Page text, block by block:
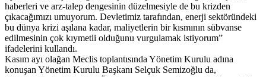
haberleri ve arz-talep dengesinin düzelmesiyle de bu krizden
çıkacağımızı umuyorum. Devletimiz tarafından, enerji sektöründeki
bu dünya krizi aşılana kadar, maliyetlerin bir kısmının sübvanse
edilmesinin çok kıymetli olduğunu vurgulamak istiyorum”
ifadelerini kullandı.
Kasım ayı olağan Meclis toplantısında Yönetim Kurulu adına
konuşan Yönetim Kurulu Başkanı Selçuk Semizoğlu da,